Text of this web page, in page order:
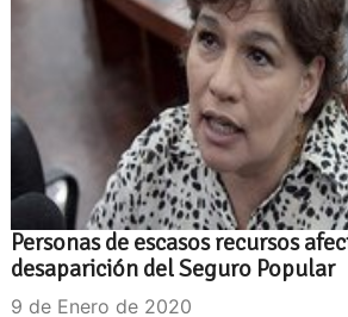
Personas de escasos recursos
desaparición del Seguro Popular
9 de Enero de 2020